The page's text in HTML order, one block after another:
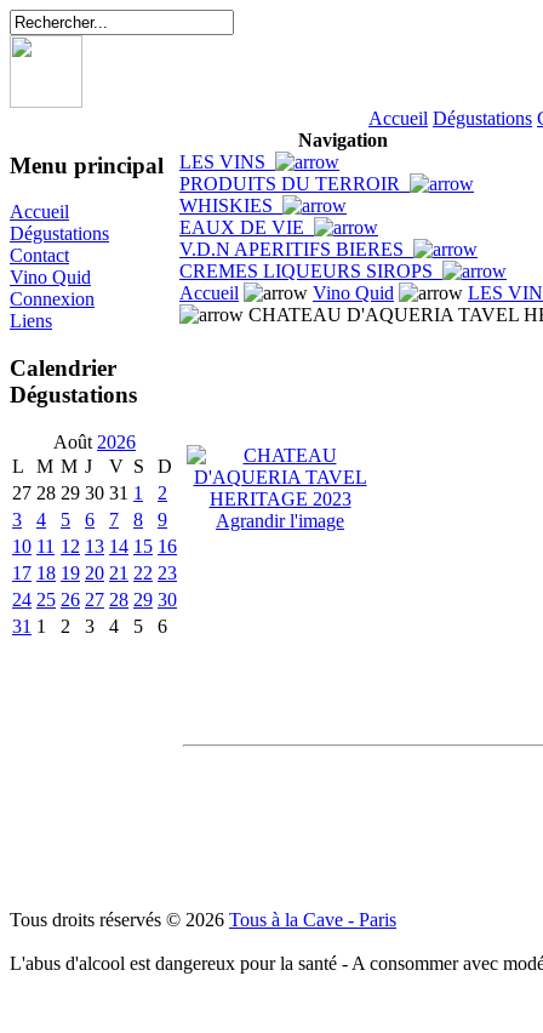
Accueil Dégustations
Menu principal
Accueil
Dégustations
Contact
Vino Quid
Connexion
Liens
Calendrier
Dégustations
Août 2026
L
M M J V S
D
27 28 29 30 31 1
2
3
4 5 6 7 8
9
10 11 12 13 14 15 16
17 18 19 20 21 22 23
24 25 26 27 28 29 30
31 1 2 3 4 5 6
Navigation
LES VINS
PRODUITS DU TERROIR
WHISKIES
EAUX DE VIE
V.D.N APERITIFS BIERES
CREMES LIQUEURS SIROPS
Accueil
Vino Quid
LES
CHATEAU D'AQUERIA TAVEL
Agrandir l'image
Tous droits réservés © 2026 Tous à la Cave - Paris
L'abus d'alcool est dangereux pour la santé - A consommer avec